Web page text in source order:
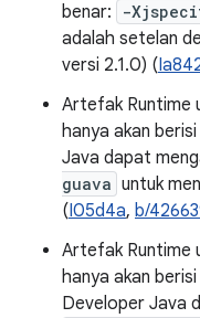
benar:
-
adalah setelan
versi 2.1.0) (
Artefak Runtime
hanya akan
Java dapat
guava untuk
(I05d4a, b/
Artefak Runtime
hanya akan
Developer Java